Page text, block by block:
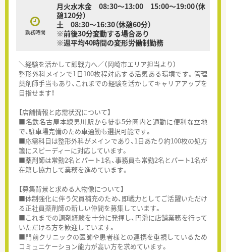
勤務時間
月火水木金 08:30～13:00 15:00～19:00（休
憩120分）
土 08:30～16:30（休憩60分）
※前後30分変動する場合あり
※週平均40時間の変形労働制勤務
＼経験を活かして即戦力へ／（岡崎市エリア担当より）
整形外科メインで1日100枚程対応する活気ある環境です。管理
薬剤師手当もあり、これまでの経験を活かしてキャリアアップを
目指せます！
【店舗情報と応需状況について】
■名鉄名古屋本線男川駅から徒歩5分圏内と通勤に便利な立地
で、駐車場完備のため車通勤も選択可能です。
■応需科目は整形外科がメインであり、1日あたり約100枚の処方
箋にスピーディーに対応しています。
■薬剤師は常勤2名とパート1名、事務員も常勤2名とパート1名が
在籍し協力して業務を進めています。
【募集背景と求める人物像について】
■体制強化に伴う欠員補充のため、即戦力としてご活躍いただけ
る正社員薬剤師の新しい仲間を募集しています。
■これまでの調剤経験を十分に発揮し、円滑に店舗業務を行って
いただける方を歓迎しています。
■門前クリニックの医師や患者様との連携を重視しているため
コミュニケーション能力が高い方を求めています。